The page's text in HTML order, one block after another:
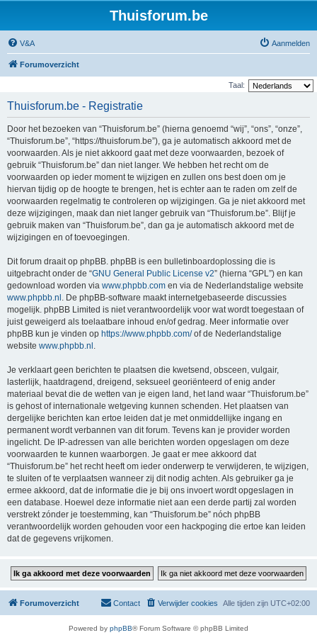
Thuisforum.be
V&A Aanmelden
Forumoverzicht
Taal:
Thuisforum.be - Registratie
Door het bezoeken van “Thuisforum.be” (hierna genoemd “wij”, “ons”, “onze”,
“Thuisforum.be”, “https://thuisforum.be”), ga je automatisch akkoord met de
voorwaarden. Als je niet akkoord gaat met deze voorwaarden, bezoek of
gebruik “Thuisforum.be” dan niet langer. We hebben het recht om de
voorwaarden op ieder moment te wijzigen en zullen ons best doen om je
hiervan tijdig op de hoogte te brengen, het is echter aan te raden om zelf de
voorwaarden regelmatig te controleren op wijzigingen. Ga je niet akkoord met
deze wijzigingen, maak dan niet langer gebruik van “Thuisforum.be”. Blijf je
gebruik maken van “Thuisforum.be”, dan ga je automatisch akkoord met de
wijzigingen en of toevoegingen.
Dit forum draait op phpBB. phpBB is een bulletinboardoplossing die is
uitgebracht onder de “GNU General Public License v2” (hierna “GPL”) en kan
gedownload worden via www.phpbb.com en via de Nederlandstalige website
www.phpbb.nl . De phpBB-software maakt internetgebaseerde discussies
mogelijk. phpBB Limited is niet verantwoordelijk voor wat wordt toegestaan of
juist geweigerd als toelaatbare inhoud en/of gedrag. Meer informatie over
phpBB kun je vinden op https://www.phpbb.com/of de Nederlandstalige
website www.phpbb.nl .
Je verklaart geen berichten te plaatsen die kwetsend, obsceen, vulgair,
lasterlijk, haatdragend, dreigend, seksueel georiënteerd of enig ander
materiaal bevat die de wetten van je eigen land, het land waar “Thuisforum.be”
is gehost of internationale wetgeving kunnen schenden. Het plaatsen van
dergelijke berichten kan ertoe leiden dat je met onmiddellijke ingang en
permanent wordt verbannen van dit forum. Tevens kan je provider worden
ingelicht. De IP-adressen van alle berichten worden opgeslagen om deze
voorwaarden te kunnen waarborgen. Je gaat er mee akkoord dat
“Thuisforum.be” het recht heeft om ieder onderwerp te verwijderen, te wijzigen,
te sluiten of te verplaatsen wanneer zij dit nodig achten. Als gebruiker ga je
ermee akkoord, dat de informatie die je bij ons invoert wordt opgeslagen in
een database. Hoewel deze informatie niet aan een derde partij zal worden
verstrekt zónder je toestemming, kan “Thuisforum.be” nóch phpBB
verantwoordelijk worden gehouden voor een hackpoging die ertoe kan leiden
dat de gegevens vrijkomen.
Forumoverzicht Alle tijden zijn UTC+02:00
Verwijder cookies
Contact
Powered by phpBB® Forum Software © phpBB Limited